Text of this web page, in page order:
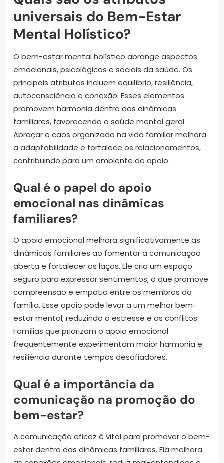
universais do Bem-Estar
Mental Holístico?
O bem-estar mental holístico abrange aspectos
emocionais, psicológicos e sociais da saúde. Os
principais atributos incluem equilíbrio, resiliência,
autoconsciência e conexão. Esses elementos
promovem harmonia dentro das dinâmicas
familiares, favorecendo a saúde mental geral.
Abraçar o caos organizado na vida familiar melhora
a adaptabilidade e fortalece os relacionamentos,
contribuindo para um ambiente de apoio.
Qual é o papel do apoio
emocional nas dinâmicas
familiares?
O apoio emocional melhora significativamente as
dinâmicas familiares ao fomentar a comunicação
aberta e fortalecer os laços. Ele cria um espaço
seguro para expressar sentimentos, o que promove
compreensão e empatia entre os membros da
família. Esse apoio pode levar a um melhor bem-
estar mental, reduzindo o estresse e os conflitos.
Famílias que priorizam o apoio emocional
frequentemente experimentam maior harmonia e
resiliência durante tempos desafiadores.
Qual é a importância da
comunicação na promoção do
bem-estar?
A comunicação eficaz é vital para promover o bem-
estar dentro das dinâmicas familiares. Ela melhora